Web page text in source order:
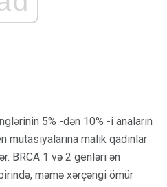
5% -dən 10% -i anaların
mutasiyalarına malik qadınlar
BRCA 1 və 2 genləri ən
məmə xərçəngi ömür